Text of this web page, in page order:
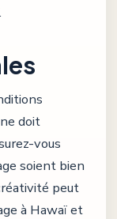
doit
vous
soient bien
peut
à Hawaï et